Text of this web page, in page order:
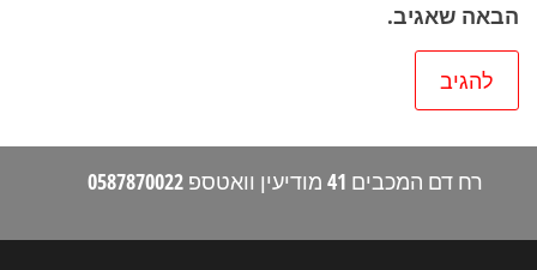
הבאה שאגיב.
רח דם המכבים 41 מודיעין וואטספ 0587870022